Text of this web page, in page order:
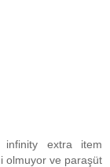
extra item
olmuyor ve paraşüt